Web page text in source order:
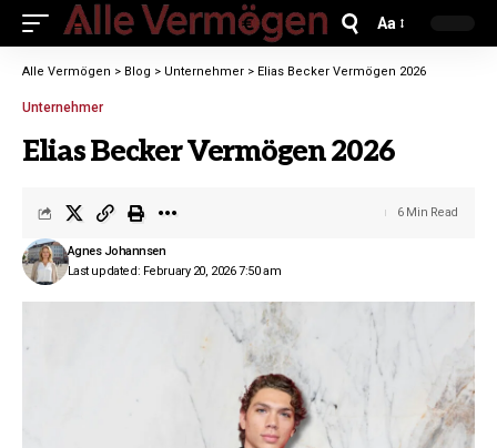
Aa
Alle Vermögen > Blog > Unternehmer > Elias Becker Vermögen 2026
Unternehmer
Elias Becker Vermögen 2026
Last updated: February 20, 2026 7:50 am
Agnes Johannsen
6 Min Read